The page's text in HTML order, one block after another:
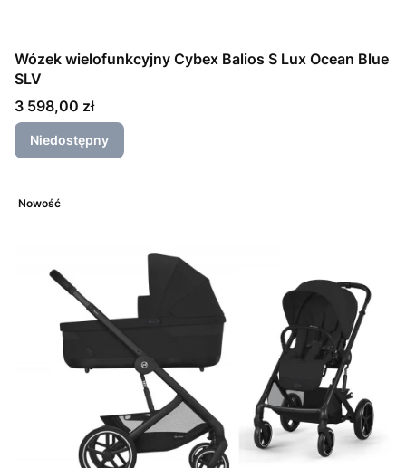
Wózek wielofunkcyjny Cybex Balios S Lux Ocean Blue
SLV
Cena
3 598,00 zł
Niedostępny
Nowość